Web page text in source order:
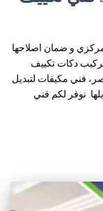
و ضمان اصلاحها
دكات تكييف
فني مكيفات لتبديل
نوفر لكم فني